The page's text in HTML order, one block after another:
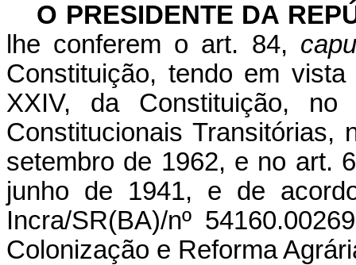
O PRESIDENTE DA
lhe conferem o art. 84,
Constituição, tendo em
XXIV, da Constituição,
Constitucionais Transitórias,
setembro de 1962, e no art.
junho de 1941, e de
Incra/SR(BA)/nº
Colonização e Reforma